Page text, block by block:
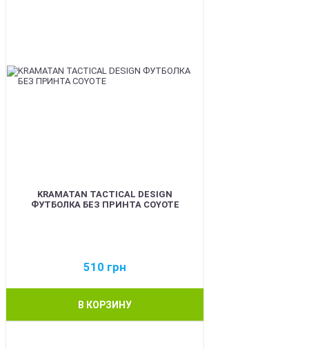
KRAMATAN TACTICAL DESIGN
ФУТБОЛКА БЕЗ ПРИНТА COYOTE
510 грн
В КОРЗИНУ